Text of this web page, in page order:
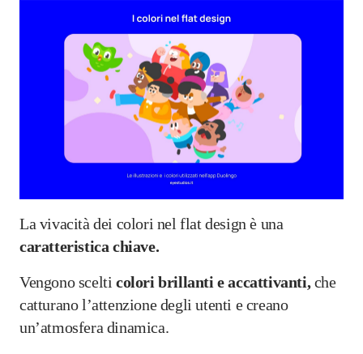
La vivacità dei colori nel flat design è una
caratteristica chiave.
Vengono scelti colori brillanti e accattivanti,che
catturano l’attenzione degli utenti e creano
un’atmosfera dinamica.